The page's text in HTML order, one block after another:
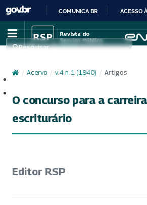
IR
PARA
CONTEÚDO
COMUNICA BR ACESSO
Pesquisar
/ Acervo / v. 4 n. 1 (1940) / Artigos
O concurso para a
escriturário
Editor RSP